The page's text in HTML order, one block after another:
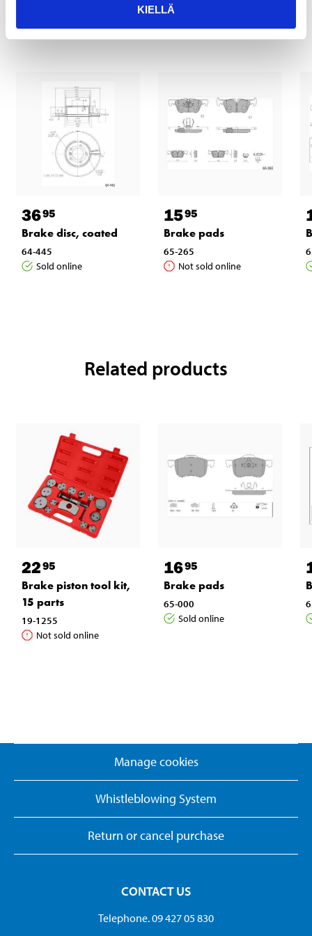
KIELLÄ
Other customers also bought
3695
Brake disc, coated
64-445
Sold online
1595
Brake pads
65-265
Not sold online
Related products
2295
Brake piston tool kit,
15 parts
19-1255
Not sold online
1695
Brake pads
65-000
Sold online
Manage cookies
Whistleblowing System
Return or cancel purchase
CONTACT US
Telephone. 09 427 05 830